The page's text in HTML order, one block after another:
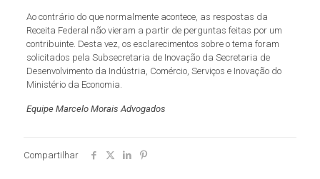
Ao contrário do que normalmente acontece, as respostas da
Receita Federal não vieram a partir de perguntas feitas por um
contribuinte. Desta vez, os esclarecimentos sobre o tema foram
solicitados pela Subsecretaria de Inovação da Secretaria de
Desenvolvimento da Indústria, Comércio, Serviços e Inovação do
Ministério da Economia.
Equipe Marcelo Morais Advogados
Compartilhar